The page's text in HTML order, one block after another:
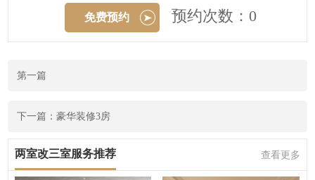
免费预约 预约次数：0
第一篇
下一篇：豪华装修3房
两室改三室服务推荐 查看更多